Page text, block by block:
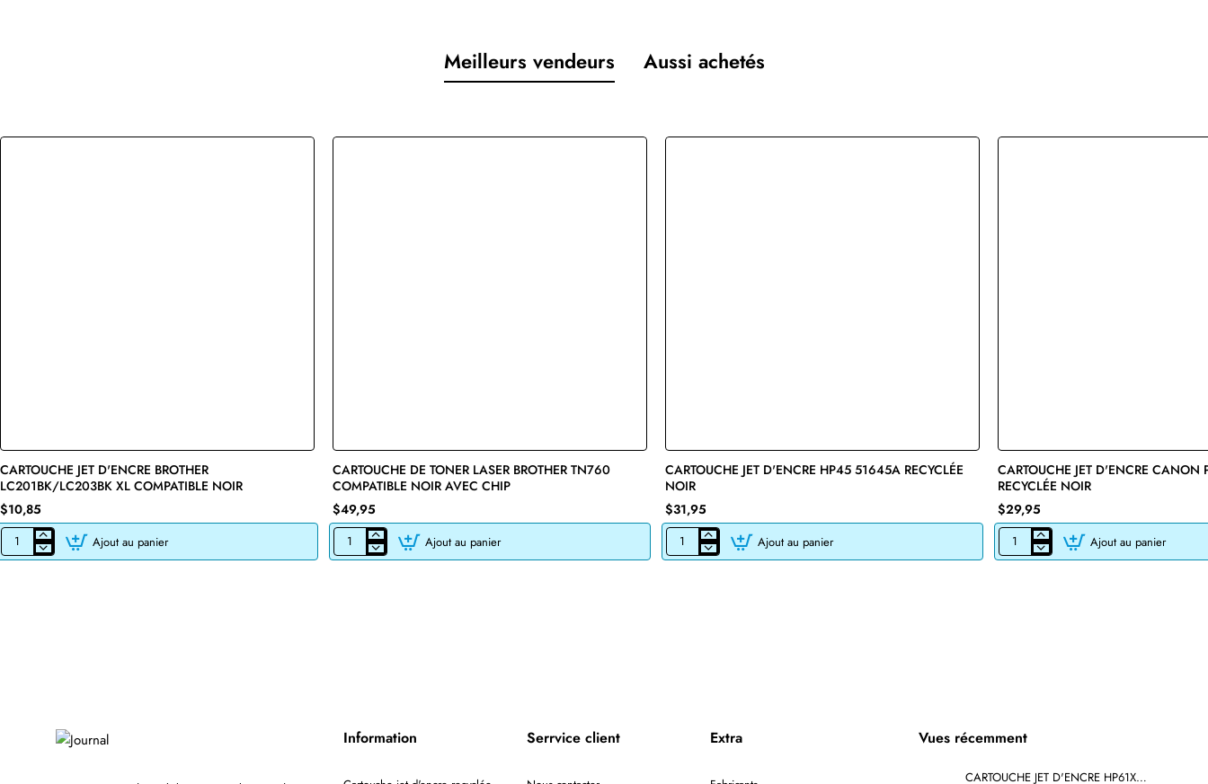
Meilleurs vendeurs Aussi achetés
CARTOUCHE JET D'ENCRE BROTHER
LC201BK/LC203BK XL COMPATIBLE NOIR
$10,85
CARTOUCHE
JET
Ajout au panier
🔥 Bestseller
CARTOUCHE DE TONER LASER BROTHER TN760
COMPATIBLE NOIR AVEC CHIP
$49,95
CARTOUCHE
DE
Ajout au panier
🔥 Bestseller
CARTOUCHE JET D'ENCRE HP45 51645A RECYCLÉE
NOIR
$31,95
CARTOUCHE
JET
Ajout au panier
CARTOUCHE JET D'ENCRE CANON
RECYCLÉE NOIR
$29,95
CARTOUCHE
JET
Ajout au panier
Information Serrvice client Extra Vues récemment
CARTOUCHE JET D'ENCRE HP61XL CH564WN RECYCLÉE COULEUR